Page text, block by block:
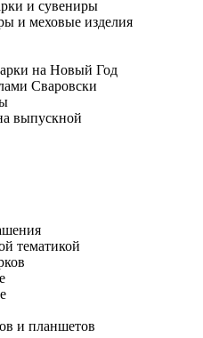
и сувениры
и меховые изделия
на Новый Год
Сваровски
выпускной
тематикой
и планшетов